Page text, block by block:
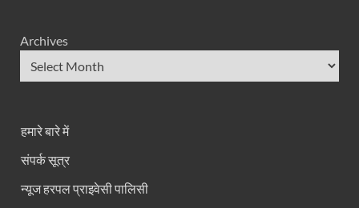
Archives
हमारे बारे में
संपर्क सूत्र
न्यूज हरपल प्राइवेसी पालिसी